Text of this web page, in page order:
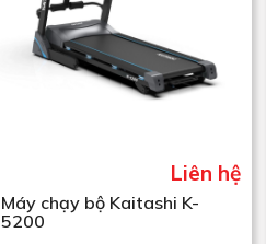
Liên hệ
Máy chạy bộ Kaitashi K-
5200